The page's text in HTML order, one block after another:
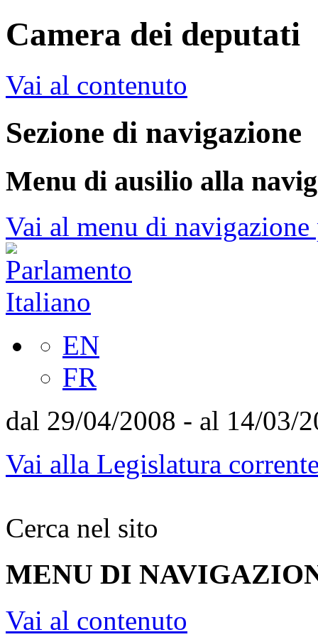
Camera dei deputati
Vai al contenuto
Sezione di navigazione
Menu di ausilio alla
Vai al menu di
EN
FR
dal 29/04/2008 - al 14/03/
Vai alla Legislatura
Cerca nel sito
MENU DI